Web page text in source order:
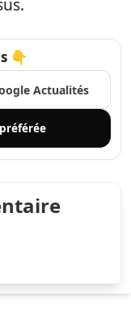
👇
Actualités